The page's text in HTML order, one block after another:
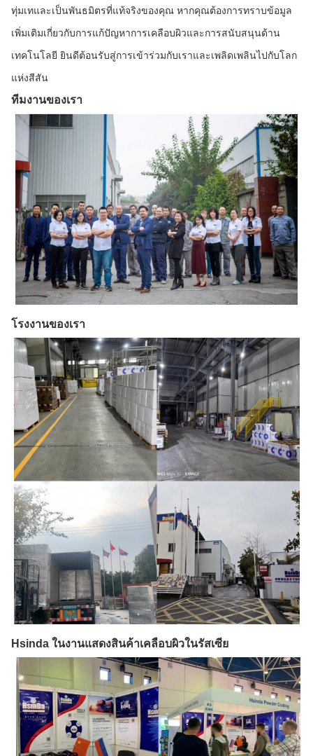
ทุ่มเทและเป็นพันธมิตรที่แท้จริงของคุณ หากคุณต้องการทราบข้อมูล
เพิ่มเติมเกี่ยวกับการแก้ปัญหาการเคลือบผิวและการสนับสนุนด้าน
เทคโนโลยี ยินดีต้อนรับสู่การเข้าร่วมกับเราและเพลิดเพลินไปกับโลก
แห่งสีสัน
ทีมงานของเรา
โรงงานของเรา
Hsinda ในงานแสดงสินค้าเคลือบผิวในรัสเซีย